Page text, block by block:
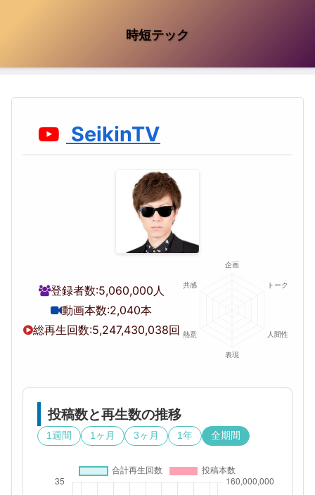
時短テック
SeikinTV
登録者数:5,060,000人
動画本数:2,040本
総再生回数:5,247,430,038回
投稿数と再生数の推移
1週間 1ヶ月 3ヶ月 1年 全期間